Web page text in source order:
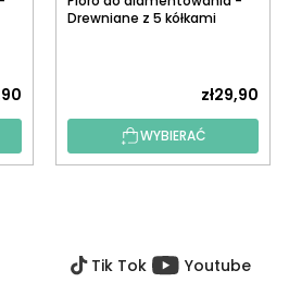
Drewniane z 5 kółkami
zł29,90
WYBIERAĆ
Tik Tok Youtube